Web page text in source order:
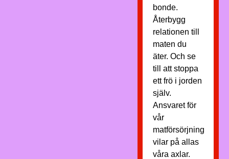
bonde.
Återbygg
relationen till
maten du
äter. Och se
till att stoppa
ett frö i jorden
själv.
Ansvaret för
vår
matförsörjning
vilar på allas
våra axlar.